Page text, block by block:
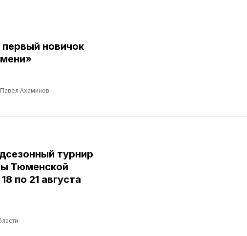
новичок
Ахаминов
турнир
Тюменской
по 21 августа